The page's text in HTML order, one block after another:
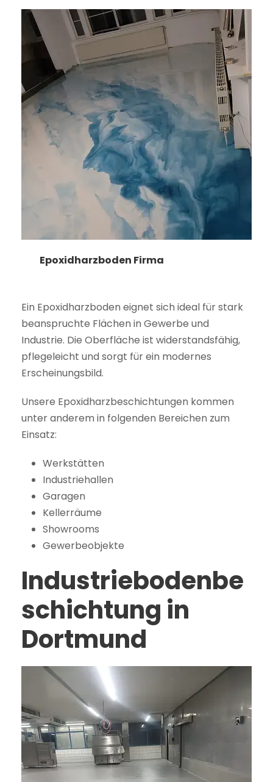
Epoxidharzboden Firma
Ein Epoxidharzboden eignet sich ideal für stark
beanspruchte Flächen in Gewerbe und
Industrie. Die Oberfläche ist widerstandsfähig,
pflegeleicht und sorgt für ein modernes
Erscheinungsbild.
Unsere Epoxidharzbeschichtungen kommen
unter anderem in folgenden Bereichen zum
Einsatz:
Werkstätten
Industriehallen
Garagen
Kellerräume
Showrooms
Gewerbeobjekte
Industriebodenbe
schichtung in
Dortmund